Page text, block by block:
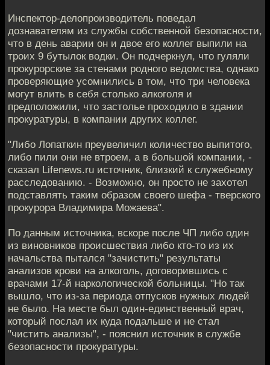
Инспектор-делопроизводитель поведал
дознавателям из службы собственной безопасности,
что в день аварии он и двое его коллег выпили на
троих 9 бутылок водки. Он подчеркнул, что гуляли
прокурорские за стенами родного ведомства, однако
проверяющие усомнились в том, что три человека
могут влить в себя столько алкоголя и
предположили, что застолье проходило в здании
прокуратуры, в компании других коллег.
"Либо Лопаткин преувеличил количество выпитого,
либо пили они не втроем, а в большой компании, -
сказал Lifenews.ru источник, близкий к служебному
расследованию. - Возможно, он просто не захотел
подставлять таким образом своего шефа - тверского
прокурора Владимира Можаева".
По данным источника, вскоре после ЧП либо один
из виновников происшествия либо кто-то из их
начальства пытался "зачистить" результаты
анализов крови на алкоголь, договорившись с
врачами 17-й наркологической больницы. "Но так
вышло, что из-за периода отпусков нужных людей
не было. На месте был один-единственный врач,
который послал их куда подальше и не стал
"чистить анализы", - пояснил источник в службе
безопасности прокуратуры.